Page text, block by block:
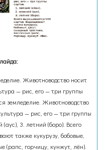
Животноводство носит
— рис, его — три группы
земледелие. Животноводство
— рис, его — три группы
3. летний (боро). Всего
также кукурузу, бобовые,
(рапс, горчицу, кунжут, лён).